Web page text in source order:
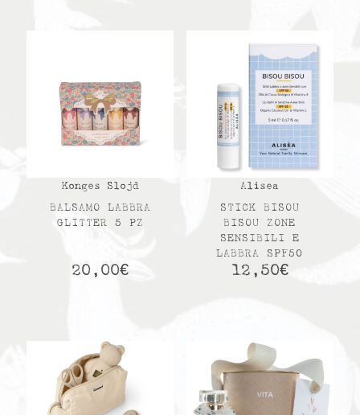
Konges Slojd
BALSAMO LABBRA
GLITTER 5 PZ
20,00€
Alisea
STICK BISOU
BISOU ZONE
SENSIBILI E
LABBRA SPF50
12,50€